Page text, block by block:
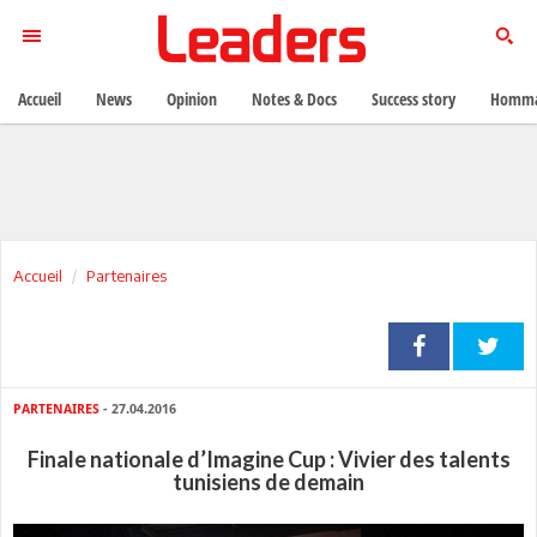
Accueil Partenaires
PARTENAIRES - 27.04.2016
Finale nationale d’Imagine Cup : Vivier des talents
tunisiens de demain
Accueil News Opinion Notes & Docs Success story